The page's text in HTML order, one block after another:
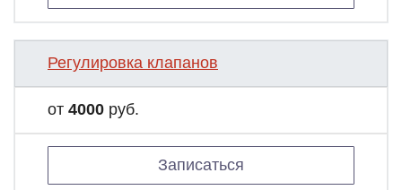
Регулировка клапанов
от 4000 руб.
Записаться